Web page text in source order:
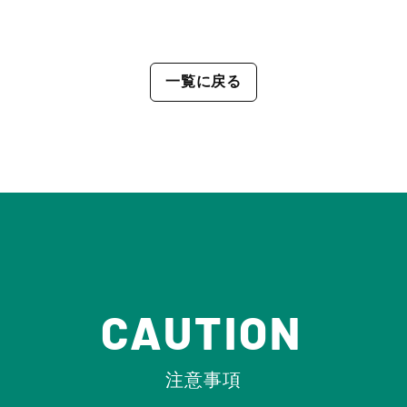
一覧に戻る
CAUTION
注意事項